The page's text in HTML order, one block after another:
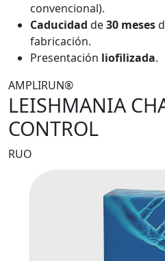
convencional).
Caducidad de30 meses
fabricación.
Presentación liofilizada.
AMPLIRUN®
LEISHMANIA
CONTROL
RUO